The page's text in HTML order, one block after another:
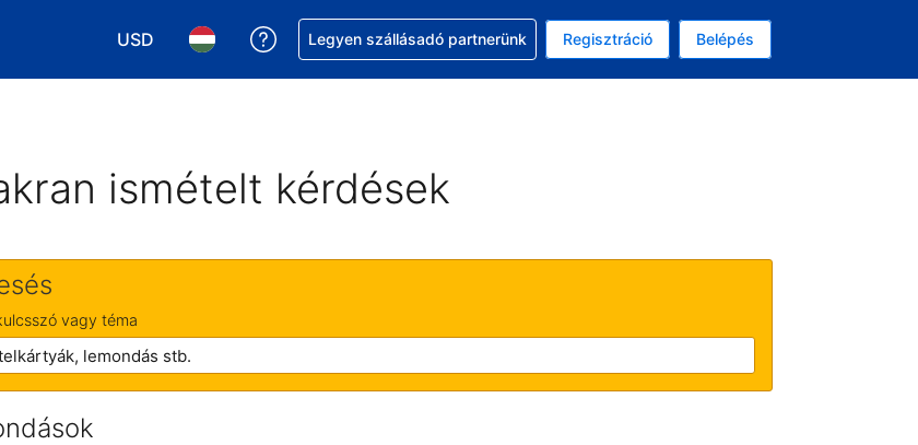
USD
Válasszon pénznemet. Jelenlegi kiválasztott pénznem: amerikai dollár
Válasszon nyelvet. Jelenleg kiválasztott nyelv: Magyar
Segítség a foglalással
Legyen szállásadó partnerünk Regisztráció Belépés
ismételt kérdések
vagy téma